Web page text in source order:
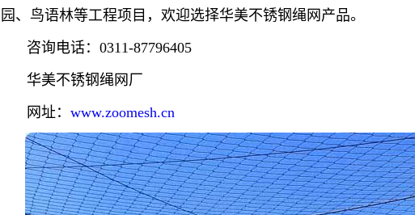
园、鸟语林等工程项目，欢迎选择华美不锈钢绳网产品。
咨询电话：0311-87796405
华美不锈钢绳网厂
网址：www.zoomesh.cn